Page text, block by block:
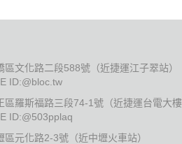
文化路二段588號（近捷運江子翠站）
ID:@bloc.tw
羅斯福路三段74-1號（近捷運台電大樓
ID:@503pplaq
元化路2-3號（近中壢火車站）